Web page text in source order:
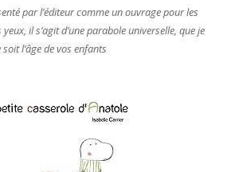
par l’éditeur comme un ouvrage pour les
il s’agit d’une parabole universelle, que je
l’âge de vos enfants